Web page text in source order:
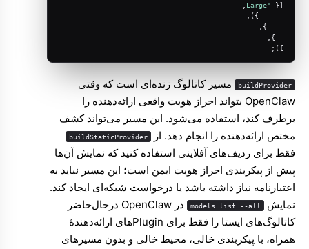
Large" }],
});
buildProvider مسیر کاتالوگ زنده‌ای است که وقتی
OpenClaw بتواند احراز هویت واقعی ارائه‌دهنده را
برطرف کند، استفاده می‌شود. این مسیر می‌تواند کشف
مختص ارائه‌دهنده را انجام دهد. از
buildStaticProvider
فقط برای ردیف‌های آفلاینی استفاده کنید که نمایش آن‌ها
پیش از پیکربندی احراز هویت ایمن است؛ این مسیر نباید به
اعتبارنامه نیاز داشته باشد یا درخواست شبکه‌ای ایجاد کند.
نمایش
models list --all
در OpenClaw درحال‌حاضر
کاتالوگ‌های ایستا را فقط برای Pluginهای ارائه‌دهندهٔ
همراه، با پیکربندی خالی، محیط خالی و بدون مسیرهای